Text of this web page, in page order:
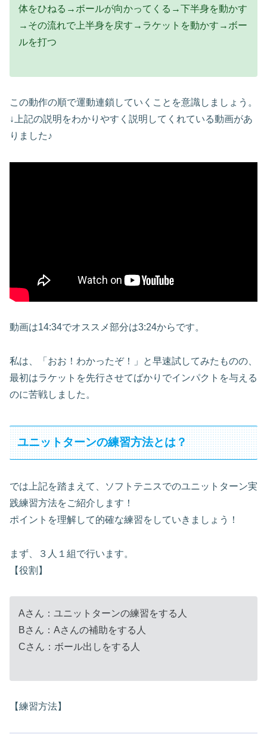
体をひねる→ボールが向かってくる→下半身を動かす
→その流れで上半身を戻す→ラケットを動かす→ボー
ルを打つ
この動作の順で運動連鎖していくことを意識しましょう。
↓上記の説明をわかりやすく説明してくれている動画があ
りました♪
動画は14:34でオススメ部分は3:24からです。
私は、「おお！わかったぞ！」と早速試してみたものの、
最初はラケットを先行させてばかりでインパクトを与える
のに苦戦しました。
ユニットターンの練習方法とは？
では上記を踏まえて、ソフトテニスでのユニットターン実
践練習方法をご紹介します！
ポイントを理解して的確な練習をしていきましょう！
まず、３人１組で行います。
【役割】
Aさん：ユニットターンの練習をする人
Bさん：Aさんの補助をする人
Cさん：ボール出しをする人
【練習方法】